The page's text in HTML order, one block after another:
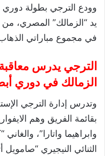
وودع الترجي بطولة دوري
يد “الزمالك” المصري، من
في مجموع مباراتي الذهاب
الترجي يدرس معاقبة
الزمالك في دوري
وتدرس إدارة الترجي
بقائمة الفريق وهم
وابراهيما واتارا”،
الثنائي النيجيري “صامويل